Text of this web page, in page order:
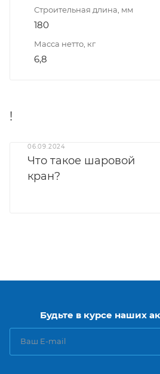
Строительная длина, мм
180
Масса нетто, кг
6,8
!
06.09.2024
Что такое шаровой
кран?
Будьте в курсе наших